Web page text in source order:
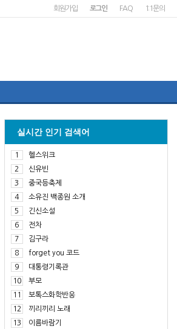
회원가입 로그인 FAQ 1:1문의
실시간 인기 검색어
1
헬스위크
2
신유빈
3
중국등축제
4
소유진 백종원 소개
5
긴신소설
6
전차
7
김구라
8
forget you 코드
9
대통령기록관
10
부모
11
보톡스화학반응
12
끼리끼리 노래
13
이름바람기